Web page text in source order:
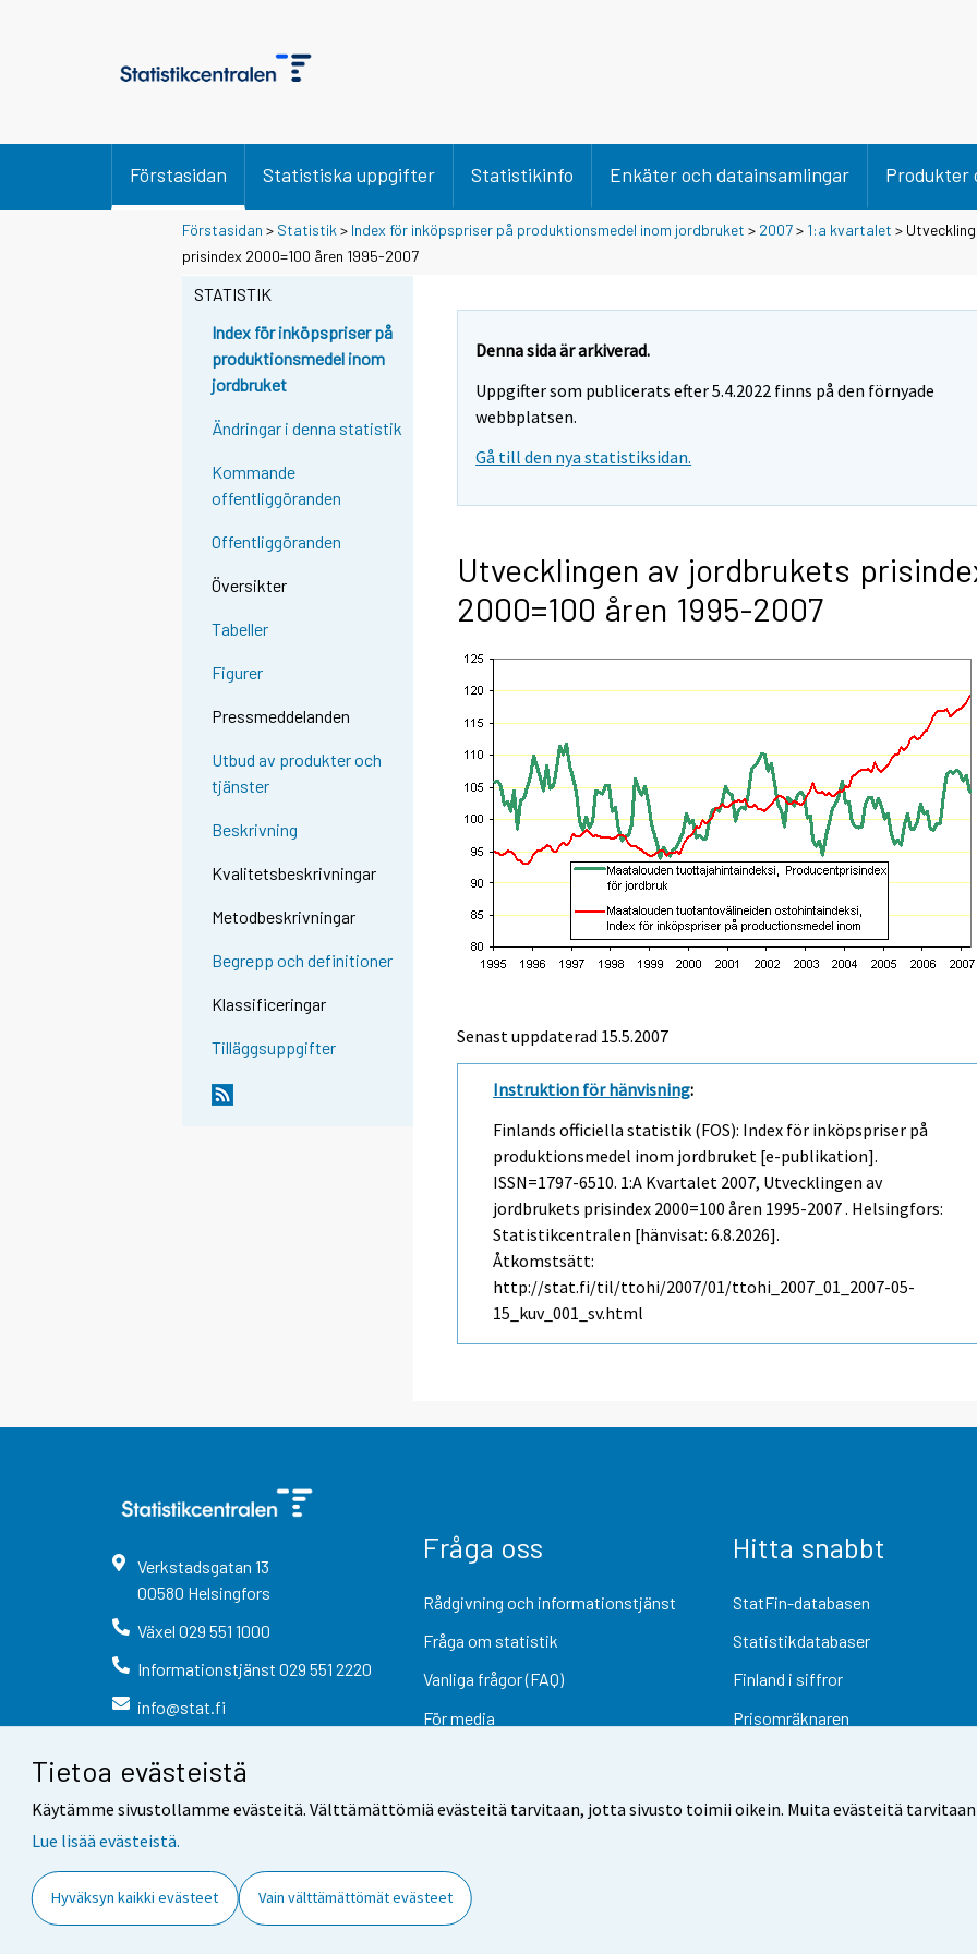
Tietoa evästeistä
Käytämme sivustollamme evästeitä. Välttämättömiä evästeitä tarvitaan, jotta sivusto toimii oikein. Muita evästeitä
Lue lisää evästeistä.
Hyväksyn kaikki evästeet Vain välttämättömät evästeet
Förstasidan Statistiska uppgifter Statistikinfo Enkäter och datainsamlingar Produkter
Förstasidan > Statistik > Index för inköpspriser på produktionsmedel inom jordbruket > 2007> 1:a kvartalet >
prisindex 2000=100 åren 1995-2007
STATISTIK
Index för inköpspriser på
produktionsmedel inom
jordbruket
Ändringar i denna statistik
Kommande
offentliggöranden
Offentliggöranden
Översikter
Tabeller
Figurer
Pressmeddelanden
Utbud av produkter och
tjänster
Beskrivning
Kvalitetsbeskrivningar
Metodbeskrivningar
Begrepp och definitioner
Klassificeringar
Tilläggsuppgifter
Denna sida är arkiverad.
Uppgifter som publicerats efter 5.4.2022 finns på den förnyade
webbplatsen.
Gå till den nya statistiksidan.
Utvecklingen av jordbrukets
2000=100 åren 1995-2007
Senast uppdaterad 15.5.2007
Instruktion för hänvisning:
Finlands officiella statistik (FOS): Index för inköpspriser på
produktionsmedel inom jordbruket [e-publikation].
ISSN=1797-6510. 1:a Kvartalet 2007, Utvecklingen av
jordbrukets prisindex 2000=100 åren 1995-2007 . Helsingfors:
Statistikcentralen [hänvisat: 6.8.2026].
Åtkomstsätt:
http://stat.fi/til/ttohi/2007/01/ttohi_2007_01_2007-05-
15_kuv_001_sv.html
Verkstadsgatan 13
00580 Helsingfors
Växel 029 551 1000
Informationstjänst 029 551 2220
info@stat.fi
Fråga oss
Rådgivning och informationstjänst
Fråga om statistik
Vanliga frågor (FAQ)
För media
Hitta snabbt
StatFin-databasen
Statistikdatabaser
Finland i siffror
Prisomräknaren
Kontaktinformation Respons